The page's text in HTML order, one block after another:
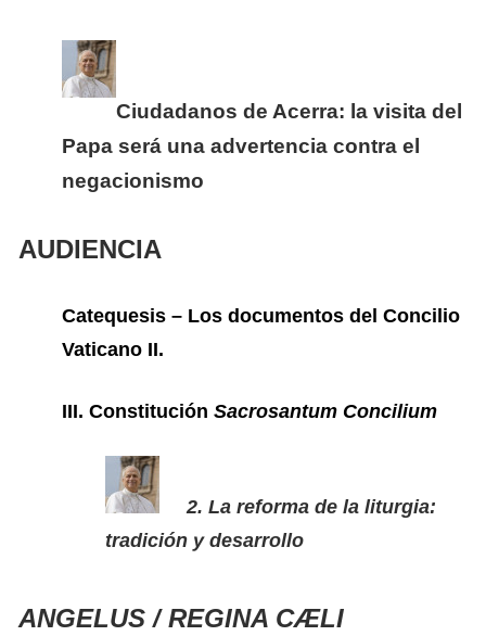
Ciudadanos de Acerra: la visita del
Papa será una advertencia contra el
negacionismo
AUDIENCIA
Catequesis – Los documentos del Concilio
Vaticano II.
III. Constitución Sacrosantum Concilium
2. La reforma de la liturgia:
tradición y desarrollo
ANGELUS / REGINA CÆLI